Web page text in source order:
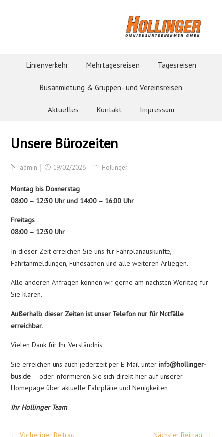
Linienverkehr Mehrtagesreisen Tagesreisen
Busanmietung & Gruppen- und Vereinsreisen
Aktuelles Kontakt Impressum
Unsere Bürozeiten
admin 09/02/2026 Hollinger
Montag bis Donnerstag
08:00 – 12:30 Uhr und 14:00 – 16:00 Uhr
Freitags
08:00 – 12:30 Uhr
In dieser Zeit erreichen Sie uns für Fahrplanauskünfte,
Fahrtanmeldungen, Fundsachen und alle weiteren Anliegen.
Alle anderen Anfragen können wir gerne am nächsten Werktag für
Sie klären.
Außerhalb dieser Zeiten ist unser Telefon nur für Notfälle
erreichbar.
Vielen Dank für Ihr Verständnis
Sie erreichen uns auch jederzeit per E-Mail unterinfo@hollinger-
bus.de – oder informieren Sie sich direkt hier auf unserer
Homepage über aktuelle Fahrpläne und Neuigkeiten.
Ihr Hollinger Team
← Vorheriger Beitrag Nächster Beitrag →